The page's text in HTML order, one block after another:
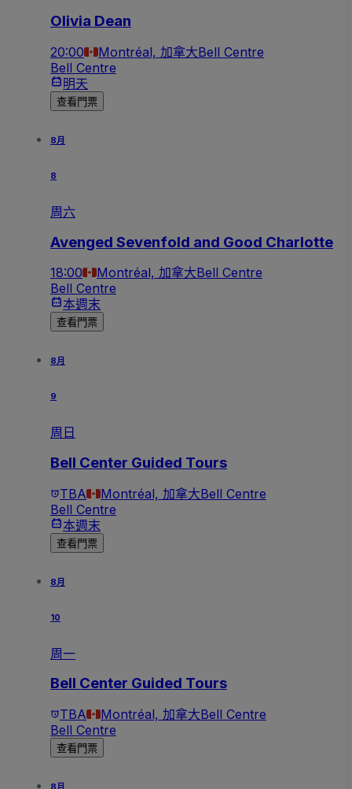
Olivia Dean
20:00 Montréal, 加拿大Bell Centre
Bell Centre
明天
查看門票
8月
8
周六
Avenged Sevenfold and Good Charlotte
18:00 Montréal, 加拿大Bell Centre
Bell Centre
本週末
查看門票
8月
9
周日
Bell Center Guided Tours
TBA Montréal, 加拿大Bell Centre
Bell Centre
本週末
查看門票
8月
10
周一
Bell Center Guided Tours
TBA Montréal, 加拿大Bell Centre
Bell Centre
查看門票